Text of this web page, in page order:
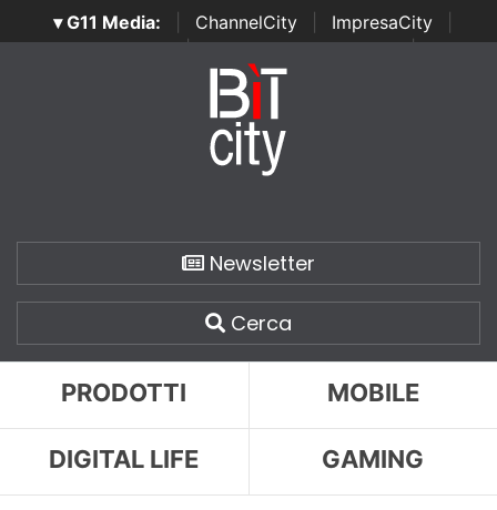
▾ G11 Media: ChannelCity ImpresaCity
SecurityOpenLab | Italian Channel Awards | Italian
Italian Security Awards
Newsletter
Cerca
PRODOTTI MOBILE
DIGITAL LIFE GAMING